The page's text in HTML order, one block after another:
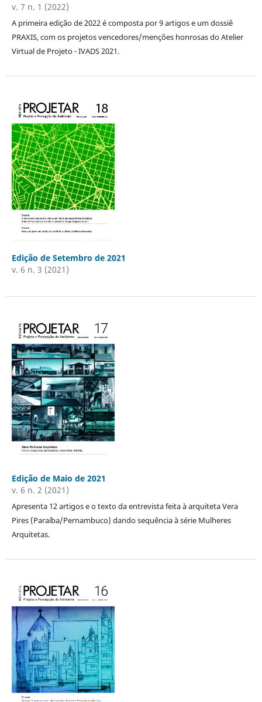
v. 7 n. 1 (2022)
A primeira edição de 2022 é composta por 9 artigos e um dossiê
PRAXIS, com os projetos vencedores/menções honrosas do Atelier
Virtual de Projeto - IVADS 2021.
Edição de Setembro de 2021
v. 6 n. 3 (2021)
Edição de Maio de 2021
v. 6 n. 2 (2021)
Apresenta 12 artigos e o texto da entrevista feita à arquiteta Vera
Pires (Paraíba/Pernambuco) dando sequência à série Mulheres
Arquitetas.